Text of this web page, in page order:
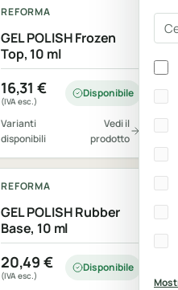
REFORMA
GEL POLISH Frozen
Top, 10 ml
16,31 €
(IVA esc.)
Disponibile
Varianti
disponibili
Vedi il
prodotto
REFORMA
GEL POLISH Rubber
Base, 10 ml
20,49 €
(IVA esc.)
Disponibile